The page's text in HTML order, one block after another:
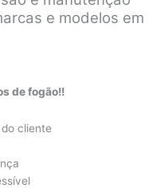
e modelos em
de fogão!!
cliente